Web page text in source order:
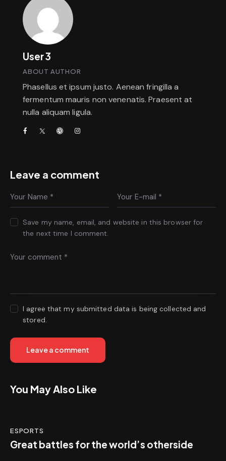
User 3
ABOUT AUTHOR
Phasellus et ipsum justo. Aenean fringilla a
fermentum mauris non venenatis. Praesent at
nulla aliquam ligula.
Leave a comment
Save my name, email, and website in this browser for
the next time I comment.
I agree that my submitted data is being collected and
stored.
You May Also Like
ESPORTS
Great battles for the world’s otherside